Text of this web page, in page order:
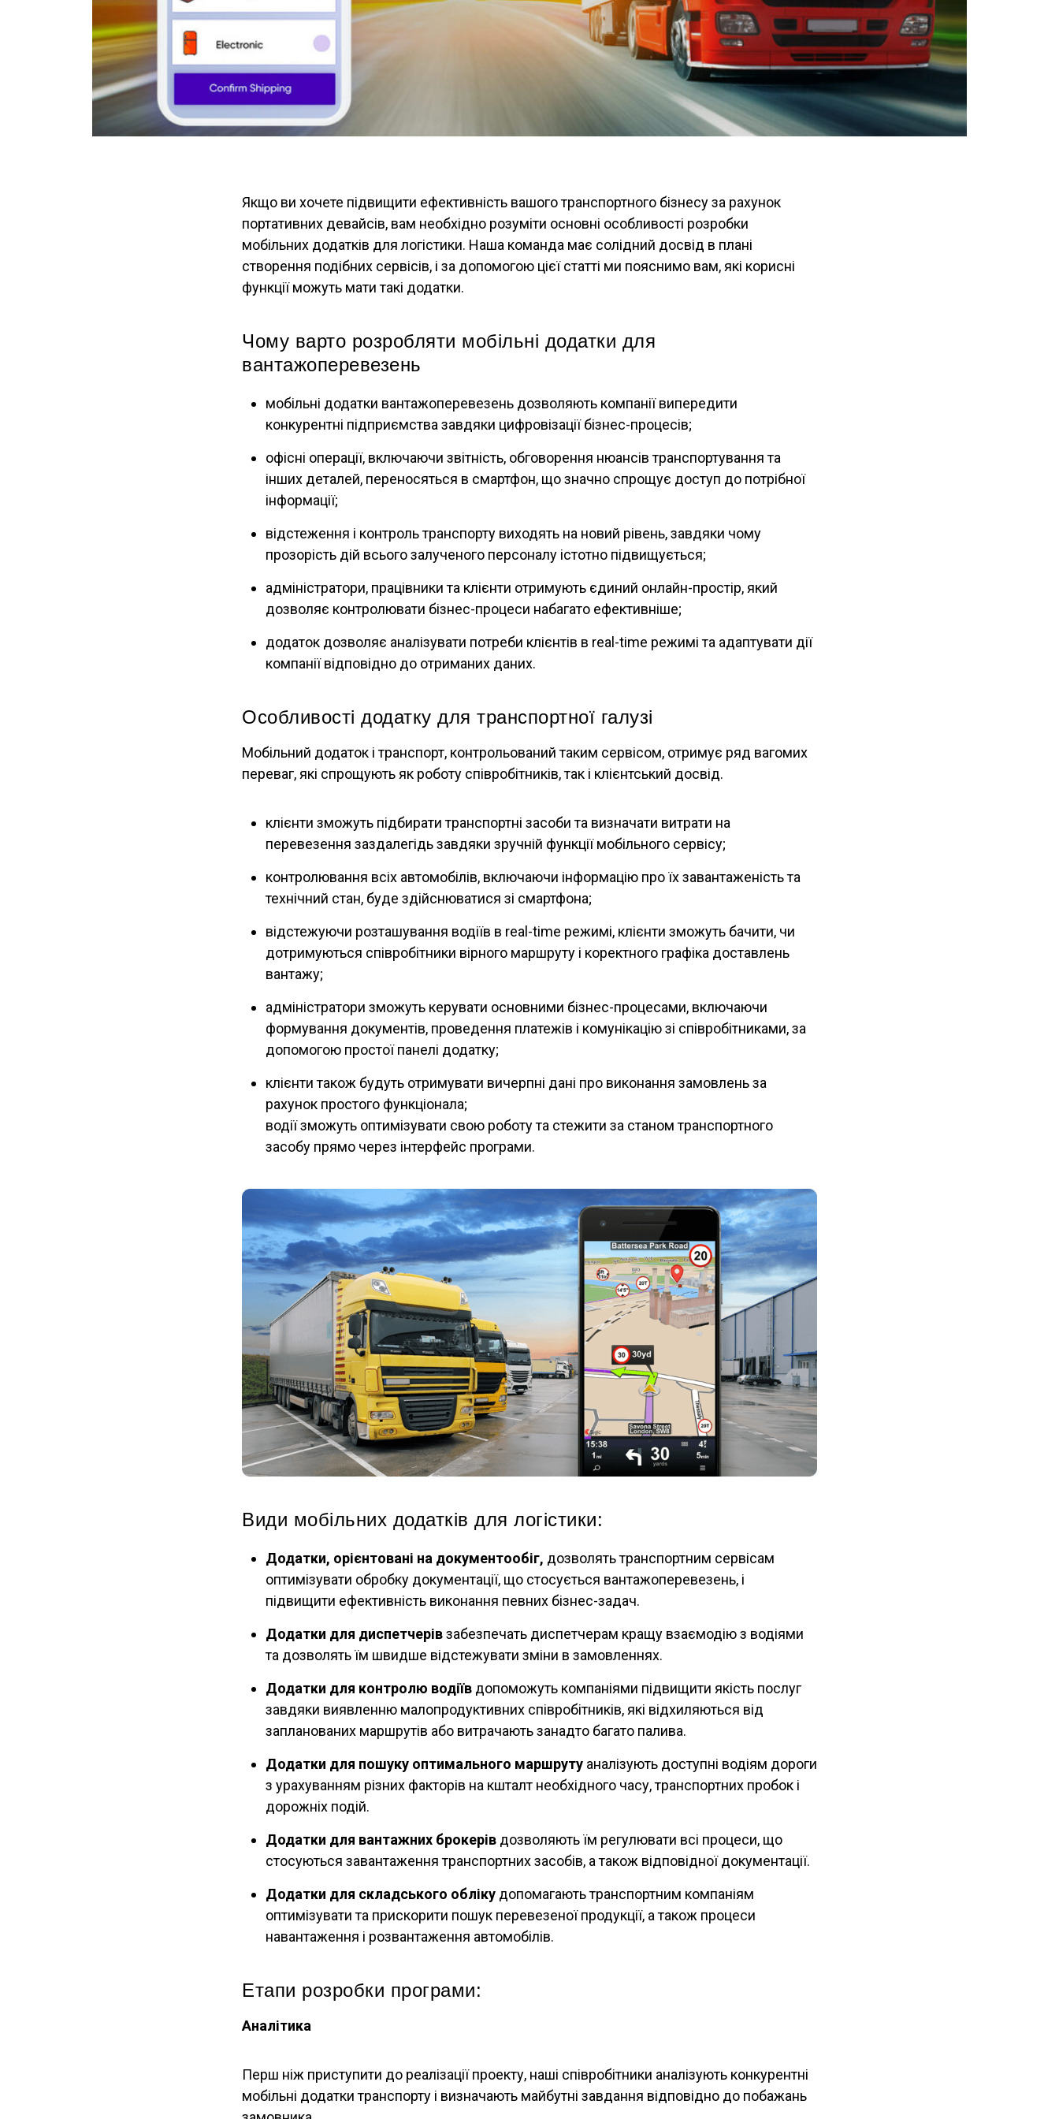
Якщо ви хочете підвищити ефективність вашого транспортного бізнесу за рахунок
портативних девайсів, вам необхідно розуміти основні особливості розробки
мобільних додатків для логістики. Наша команда має солідний досвід в плані
створення подібних сервісів, і за допомогою цієї статті ми пояснимо вам, які корисні
функції можуть мати такі додатки.
Чому варто розробляти мобільні додатки для
вантажоперевезень
мобільні додатки вантажоперевезень дозволяють компанії випередити
конкурентні підприємства завдяки цифровізації бізнес-процесів;
офісні операції, включаючи звітність, обговорення нюансів транспортування та
інших деталей, переносяться в смартфон, що значно спрощує доступ до потрібної
інформації;
відстеження і контроль транспорту виходять на новий рівень, завдяки чому
прозорість дій всього залученого персоналу істотно підвищується;
адміністратори, працівники та клієнти отримують єдиний онлайн-простір, який
дозволяє контролювати бізнес-процеси набагато ефективніше;
додаток дозволяє аналізувати потреби клієнтів в real-time режимі та адаптувати дії
компанії відповідно до отриманих даних.
Особливості додатку для транспортної галузі
Мобільний додаток і транспорт, контрольований таким сервісом, отримує ряд вагомих
переваг, які спрощують як роботу співробітників, так і клієнтський досвід.
клієнти зможуть підбирати транспортні засоби та визначати витрати на
перевезення заздалегідь завдяки зручній функції мобільного сервісу;
контролювання всіх автомобілів, включаючи інформацію про їх завантаженість та
технічний стан, буде здійснюватися зі смартфона;
відстежуючи розташування водіїв в real-time режимі, клієнти зможуть бачити, чи
дотримуються співробітники вірного маршруту і коректного графіка доставлень
вантажу;
адміністратори зможуть керувати основними бізнес-процесами, включаючи
формування документів, проведення платежів і комунікацію зі співробітниками, за
допомогою простої панелі додатку;
клієнти також будуть отримувати вичерпні дані про виконання замовлень за
рахунок простого функціонала;
водії зможуть оптимізувати свою роботу та стежити за станом транспортного
засобу прямо через інтерфейс програми.
Види мобільних додатків для логістики:
Додатки, орієнтовані на документообіг, дозволять транспортним сервісам
оптимізувати обробку документації, що стосується вантажоперевезень, і
підвищити ефективність виконання певних бізнес-задач.
Додатки для диспетчерівзабезпечать диспетчерам кращу взаємодію з водіями
та дозволять їм швидше відстежувати зміни в замовленнях.
Додатки для контролю водіїв допоможуть компаніями підвищити якість послуг
завдяки виявленню малопродуктивних співробітників, які відхиляються від
запланованих маршрутів або витрачають занадто багато палива.
Додатки для пошуку оптимального маршруту аналізують доступні водіям дороги
з урахуванням різних факторів на кшталт необхідного часу, транспортних пробок і
дорожніх подій.
Додатки для вантажних брокерів дозволяють їм регулювати всі процеси, що
стосуються завантаження транспортних засобів, а також відповідної документації.
Додатки для складського обліку допомагають транспортним компаніям
оптимізувати та прискорити пошук перевезеної продукції, а також процеси
навантаження і розвантаження автомобілів.
Етапи розробки програми:
Аналітика
Перш ніж приступити до реалізації проекту, наші співробітники аналізують конкурентні
мобільні додатки транспорту і визначають майбутні завдання відповідно до побажань